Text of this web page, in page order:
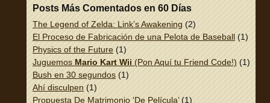
Posts Más Comentados en 60 Días
The Legend of Zelda: Link’s Awakening (2)
El Proceso de Fabricación de una Pelota de Baseball (1)
Physics of the Future (1)
Juguemos Mario Kart Wii (Pon Aquí tu Friend Code!) (1)
Bush en 30 segundos (1)
Ahí disculpen (1)
Propuesta De Matrimonio ‘De Película’(1)